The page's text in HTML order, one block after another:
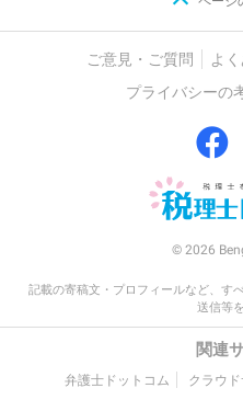
ご意見・ご質問 よ
プライバシーの
© 2026
記載の寄稿文・プロフィールなど、す
送信等
関連
弁護士ドットコム クラウ